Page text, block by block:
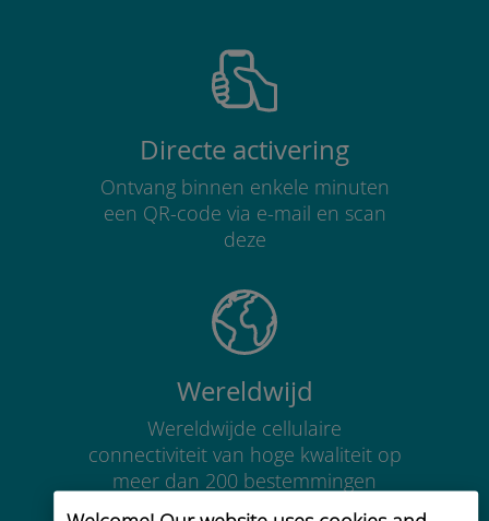
Directe activering
Ontvang binnen enkele minuten
een QR-code via e-mail en scan
deze
Wereldwijd
Wereldwijde cellulaire
connectiviteit van hoge kwaliteit op
meer dan 200 bestemmingen